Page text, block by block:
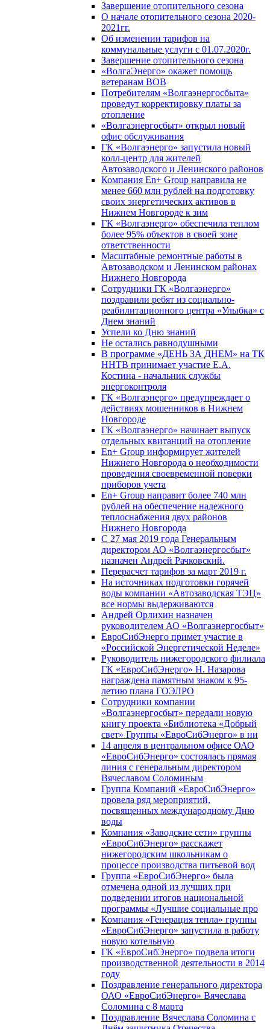
Завершение отопительного сезона
О начале отопительного сезона 2020-
2021гг.
Об изменении тарифов на
коммунальные услуги с 01.07.2020г.
Завершение отопительного сезона
«ВолгаЭнерго» окажет помощь
ветеранам ВОВ
Потребителям «Волгаэнергосбыта»
проведут корректировку платы за
отопление
«Волгаэнергосбыт» открыл новый
офис обслуживания
ГК «Волгаэнерго» запустила новый
колл-центр для жителей
Автозаводского и Ленинского районов
Компания En+ Group направила не
менее 660 млн рублей на подготовку
своих энергетических активов в
Нижнем Новгороде к зим
ГК «Волгаэнерго» обеспечила теплом
более 95% объектов в своей зоне
ответственности
Масштабные ремонтные работы в
Автозаводском и Ленинском районах
Нижнего Новгорода
Сотрудники ГК «Волгаэнерго»
поздравили ребят из социально-
реабилитационного центра «Улыбка» с
Днем знаний
Успели ко Дню знаний
Не остались равнодушными
В программе «ДЕНЬ ЗА ДНЕМ» на ТК
ННТВ принимает участие Е.А.
Костина - начальник службы
энергоконтроля
ГК «Волгаэнерго» предупреждает о
действиях мошенников в Нижнем
Новгороде
ГК «Волгаэнерго» начинает выпуск
отдельных квитанций на отопление
En+ Group информирует жителей
Нижнего Новгорода о необходимости
проведения своевременной поверки
приборов учета
En+ Group направит более 740 млн
рублей на обеспечение надежного
теплоснабжения двух районов
Нижнего Новгорода
С 27 мая 2019 года Генеральным
директором АО «Волгаэнергосбыт»
назначен Андрей Рачковский.
Перерасчет тарифов за март 2019 г.
На источниках подготовки горячей
воды компании «Автозаводская ТЭЦ»
все нормы выдерживаются
Андрей Орлихин назначен
руководителем АО «Волгаэнергосбыт»
ЕвроСибЭнерго примет участие в
«Российской Энергетической Неделе»
Руководитель нижегородского филиала
ГК «ЕвроСибЭнерго» Н. Назарова
награждена памятным знаком к 95-
летию плана ГОЭЛРО
Сотрудники компании
«Волгаэнергосбыт» передали новую
книгу проекта «Библиотека «Добрый
свет» Группы «ЕвроСибЭнерго» в ни
14 апреля в центральном офисе ОАО
«ЕвроСибЭнерго» состоялась прямая
линия с генеральным директором
Вячеславом Соломиным
Группа Компаний «ЕвроСибЭнерго»
провела ряд мероприятий,
посвященных международному Дню
воды
Компания «Заводские сети» группы
«ЕвроСибЭнерго» расскажет
нижегородским школьникам о
процессе производства питьевой вод
Группа «ЕвроСибЭнерго» была
отмечена одной из лучших при
подведении итогов национальной
программы «Лучшие социальные про
Компания «Генерация тепла» группы
«ЕвроСибЭнерго» запустила в работу
новую котельную
ГК «ЕвроСибЭнерго» подвела итоги
производственной деятельности в 2014
году
Поздравление генерального директора
ОАО «ЕвроСибЭнерго» Вячеслава
Соломина с 8 марта
Поздравление Вячеслава Соломина с